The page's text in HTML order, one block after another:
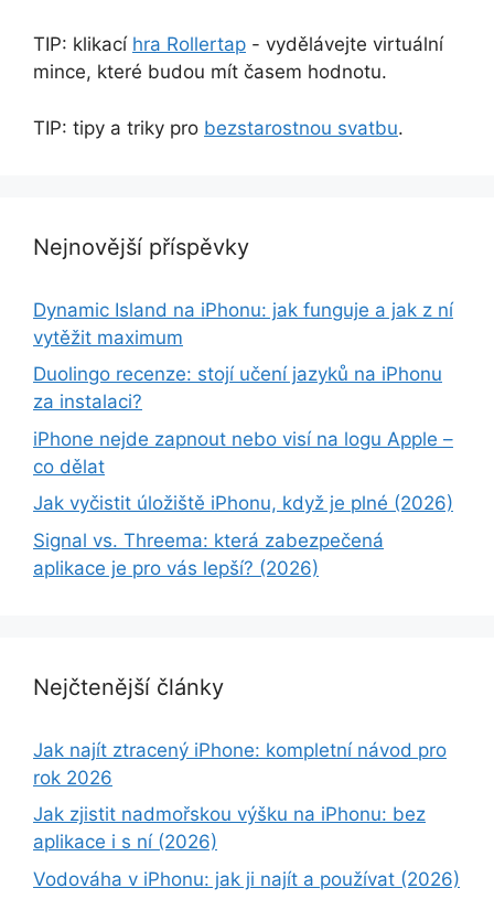
TIP: klikací hra Rollertap - vydělávejte virtuální
mince, které budou mít časem hodnotu.
TIP: tipy a triky pro bezstarostnou svatbu.
Nejnovější příspěvky
Dynamic Island na iPhonu: jak funguje a jak z ní
vytěžit maximum
Duolingo recenze: stojí učení jazyků na iPhonu
za instalaci?
iPhone nejde zapnout nebo visí na logu Apple –
co dělat
Jak vyčistit úložiště iPhonu, když je plné (2026)
Signal vs. Threema: která zabezpečená
aplikace je pro vás lepší? (2026)
Nejčtenější články
Jak najít ztracený iPhone: kompletní návod pro
rok 2026
Jak zjistit nadmořskou výšku na iPhonu: bez
aplikace i s ní (2026)
Vodováha v iPhonu: jak ji najít a používat (2026)